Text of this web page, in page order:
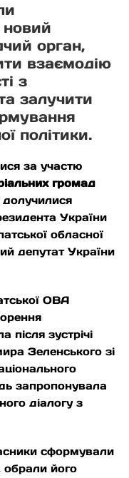
орган,
взаємодію
з
залучити
політики.
за участю
громад
України
обласної
депутат України
ОВА
після зустрічі
Зеленського зі
запропонувала
діалогу з
сформували
обрали його